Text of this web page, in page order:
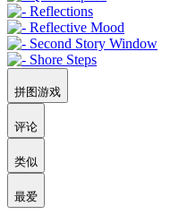
拼图游戏
评论
类似
最爱